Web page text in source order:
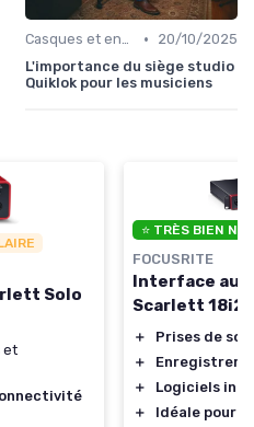
Casques et enceintes de monitoring •
20/10/2025
L'importance du siège studio
Quiklok pour les musiciens
Solo
et
⭐ TRÈS BIEN
FOCUSRITE
Interface
Scarlett 18i20
＋
Prises de
＋
＋
Logiciels
＋
Idéale pour